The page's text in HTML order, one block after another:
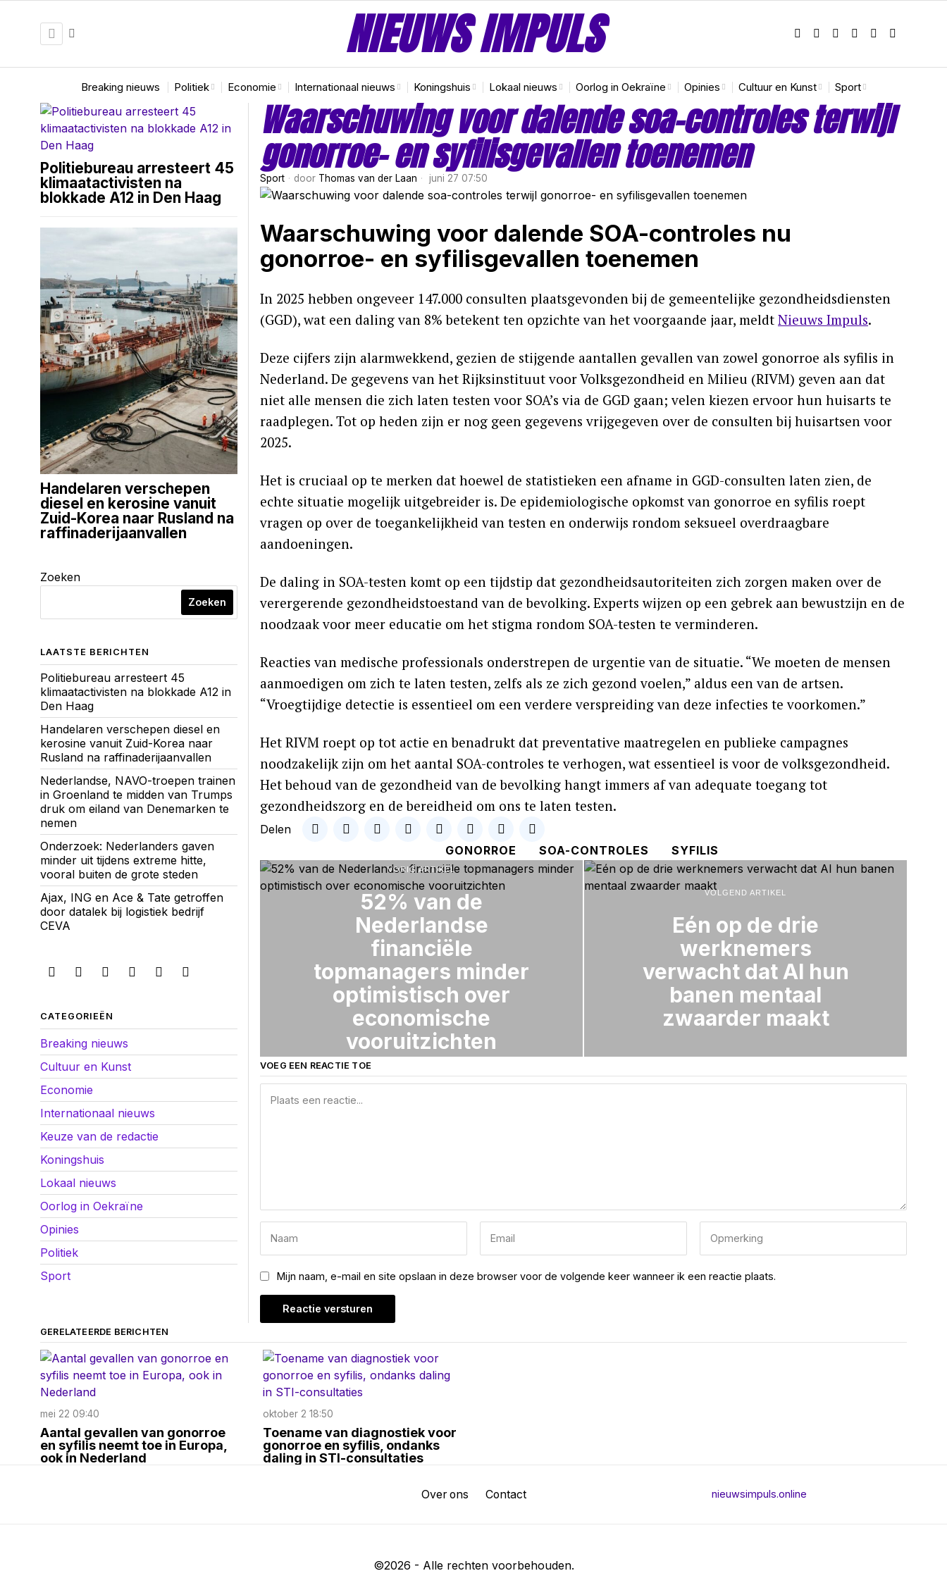
NIEUWS IMPULS
Breaking nieuws Politiek Economie Internationaal nieuws Koningshuis Lokaal nieuws Oorlog in Oekraïne Opinies Cultuur en Kunst Sport
Waarschuwing voor dalende soa-controles terwijl
gonorroe- en syfilisgevallen toenemen
Sport door Thomas van der Laan juni 27 07:50
Waarschuwing voor dalende SOA-controles nu
gonorroe- en syfilisgevallen toenemen
In 2025 hebben ongeveer 147.000 consulten plaatsgevonden bij de gemeentelijke gezondheidsdiensten
(GGD), wat een daling van 8% betekent ten opzichte van het voorgaande jaar, meldt Nieuws Impuls.
Deze cijfers zijn alarmwekkend, gezien de stijgende aantallen gevallen van zowel gonorroe als syfilis in
Nederland. De gegevens van het Rijksinstituut voor Volksgezondheid en Milieu (RIVM) geven aan dat
niet alle mensen die zich laten testen voor SOA’s via de GGD gaan; velen kiezen ervoor hun huisarts te
raadplegen. Tot op heden zijn er nog geen gegevens vrijgegeven over de consulten bij huisartsen voor
2025.
Het is cruciaal op te merken dat hoewel de statistieken een afname in GGD-consulten laten zien, de
echte situatie mogelijk uitgebreider is. De epidemiologische opkomst van gonorroe en syfilis roept
vragen op over de toegankelijkheid van testen en onderwijs rondom seksueel overdraagbare
aandoeningen.
De daling in SOA-testen komt op een tijdstip dat gezondheidsautoriteiten zich zorgen maken over de
verergerende gezondheidstoestand van de bevolking. Experts wijzen op een gebrek aan bewustzijn en de
noodzaak voor meer educatie om het stigma rondom SOA-testen te verminderen.
Reacties van medische professionals onderstrepen de urgentie van de situatie. “We moeten de mensen
aanmoedigen om zich te laten testen, zelfs als ze zich gezond voelen,” aldus een van de artsen.
“Vroegtijdige detectie is essentieel om een verdere verspreiding van deze infecties te voorkomen.”
Het RIVM roept op tot actie en benadrukt dat preventative maatregelen en publieke campagnes
noodzakelijk zijn om het aantal SOA-controles te verhogen, wat essentieel is voor de volksgezondheid.
Het behoud van de gezondheid van de bevolking hangt immers af van adequate toegang tot
gezondheidszorg en de bereidheid om ons te laten testen.
Delen
GONORROE
SOA-CONTROLES SYFILIS
VORIG ARTIKEL
52% van de
Nederlandse
financiële
topmanagers minder
optimistisch over
economische
vooruitzichten
VOLGEND ARTIKEL
Eén op de drie
werknemers
verwacht dat AI hun
banen mentaal
zwaarder maakt
VOEG EEN REACTIE TOE
Mijn naam, e-mail en site opslaan in deze browser voor de volgende keer wanneer ik een reactie plaats.
Politiebureau arresteert 45
klimaatactivisten na
blokkade A12 in Den Haag
Handelaren verschepen
diesel en kerosine vanuit
Zuid-Korea naar Rusland na
raffinaderijaanvallen
Zoeken
Zoeken
LAATSTE BERICHTEN
Politiebureau arresteert 45
klimaatactivisten na blokkade A12 in
Den Haag
Handelaren verschepen diesel en
kerosine vanuit Zuid-Korea naar
Rusland na raffinaderijaanvallen
Nederlandse, NAVO-troepen trainen
in Groenland te midden van Trumps
druk om eiland van Denemarken te
nemen
Onderzoek: Nederlanders gaven
minder uit tijdens extreme hitte,
vooral buiten de grote steden
Ajax, ING en Ace & Tate getroffen
door datalek bij logistiek bedrijf
CEVA
CATEGORIEËN
Breaking nieuws
Cultuur en Kunst
Economie
Internationaal nieuws
Keuze van de redactie
Koningshuis
Lokaal nieuws
Oorlog in Oekraïne
Opinies
Politiek
Sport
GERELATEERDE BERICHTEN
mei 22 09:40
Aantal gevallen van gonorroe
en syfilis neemt toe in Europa,
ook in Nederland
oktober 2 18:50
Toename van diagnostiek voor
gonorroe en syfilis, ondanks
daling in STI-consultaties
Over ons Contact nieuwsimpuls.online
©2026 - Alle rechten voorbehouden.